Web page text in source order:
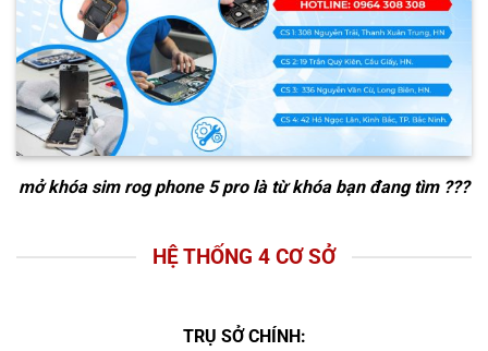
mở khóa sim rog phone 5 prolà từ khóa bạn đang tìm ???
HỆ THỐNG 4 CƠ SỞ
TRỤ SỞ CHÍNH: